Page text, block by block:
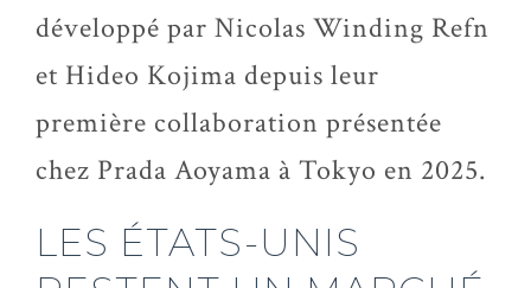
développé par Nicolas Winding Refn
et Hideo Kojima depuis leur
première collaboration présentée
chez Prada Aoyama à Tokyo en 2025.
LES ÉTATS-UNIS